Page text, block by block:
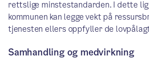
rettslige minstestandarden. I dette
kommunen kan legge vekt på
tjenesten ellers oppfyller de
Samhandling og medvirkning